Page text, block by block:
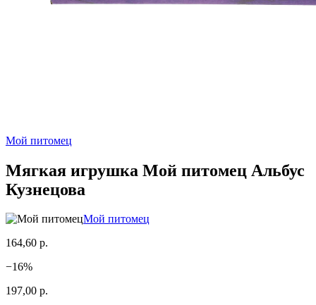
Мой питомец
Мягкая игрушка Мой питомец Альбус
Кузнецова
Мой питомец
164,60 р.
−16%
197,00 р.